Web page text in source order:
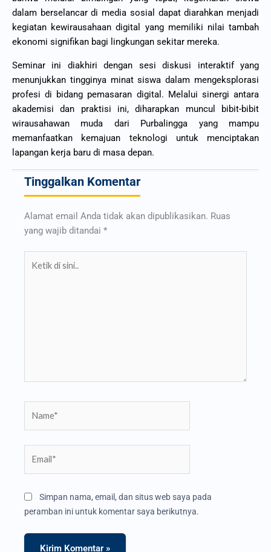
dalam berselancar di media sosial dapat diarahkan menjadi
kegiatan kewirausahaan digital yang memiliki nilai tambah
ekonomi signifikan bagi lingkungan sekitar mereka.
Seminar ini diakhiri dengan sesi diskusi interaktif yang
menunjukkan tingginya minat siswa dalam mengeksplorasi
profesi di bidang pemasaran digital. Melalui sinergi antara
akademisi dan praktisi ini, diharapkan muncul bibit-bibit
wirausahawan muda dari Purbalingga yang mampu
memanfaatkan kemajuan teknologi untuk menciptakan
lapangan kerja baru di masa depan.
Tinggalkan Komentar
Alamat email Anda tidak akan dipublikasikan. Ruas
yang wajib ditandai *
Simpan nama, email, dan situs web saya pada
peramban ini untuk komentar saya berikutnya.